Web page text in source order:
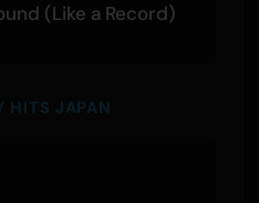
(Like a Record)
HITS JAPAN